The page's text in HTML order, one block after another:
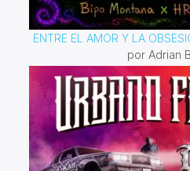
ENTRE EL AMOR Y LA
por Adrian